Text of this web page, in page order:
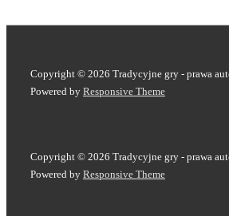
Copyright © 2026 Tradycyjne gry - prawa
Powered by Responsive Theme
Copyright © 2026 Tradycyjne gry - prawa
Powered by Responsive Theme